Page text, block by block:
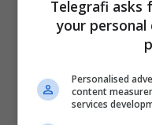
Telegrafi asks
your
Personalised
content
services